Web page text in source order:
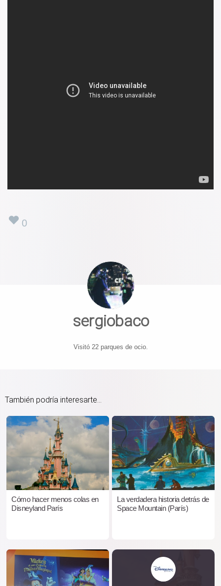
0
sergiobaco
Visitó 22 parques de ocio.
También podría interesarte...
Cómo hacer menos colas en
Disneyland París
La verdadera historia detrás de
Space Mountain (París)